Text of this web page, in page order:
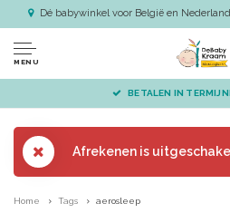
Dé babywinkel voor België en Nederland
MENU
BETALEN IN
Afrekenen is
Home Tags aerosleep